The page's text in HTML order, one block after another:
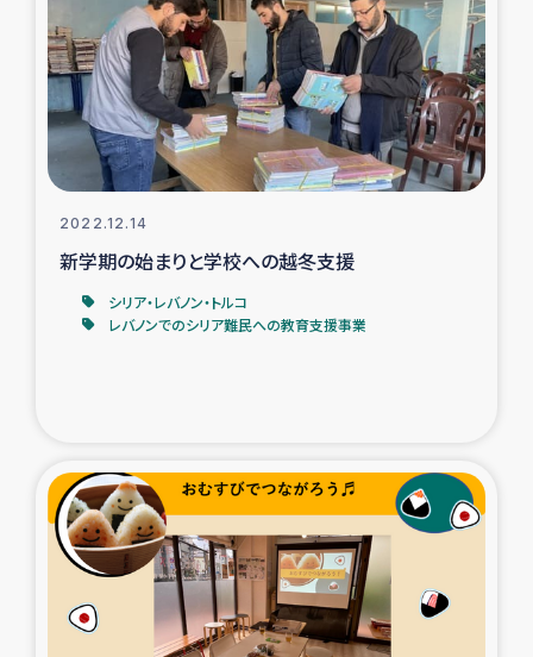
2022.12.14
新学期の始まりと学校への越冬支援
シリア・レバノン・トルコ
レバノンでのシリア難民への教育支援事業